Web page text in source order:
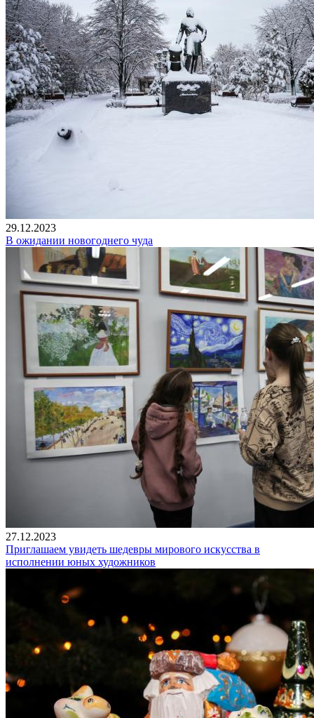
29.12.2023
В ожидании новогоднего чуда
27.12.2023
Приглашаем увидеть шедевры мирового искусства в
исполнении юных художников